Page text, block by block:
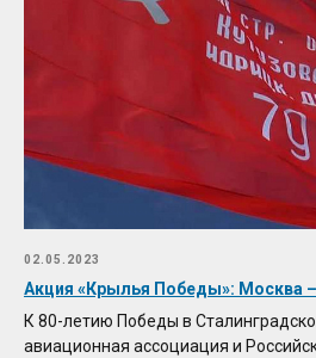
02.05.2023
Акция «Крылья Победы»: Москва
К 80-летию Победы в
авиационная ассоциация и